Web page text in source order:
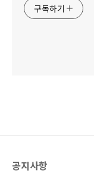
구독하기
공지사항